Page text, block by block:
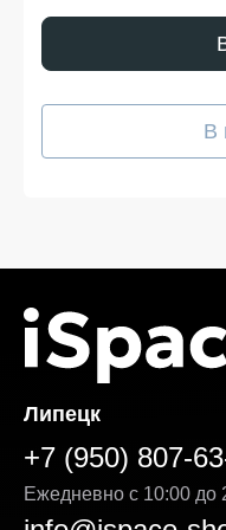
Покупайте
без переплат!
условия для
не жертвуя
рассчитывать на
удобный способ
Кроме того,
которой
Выгодная
Realme C55
окончательной —
дополнительных
чтобы каждая
В
Липецк
+7 (950) 807-
Ежедневно с 10:00 до